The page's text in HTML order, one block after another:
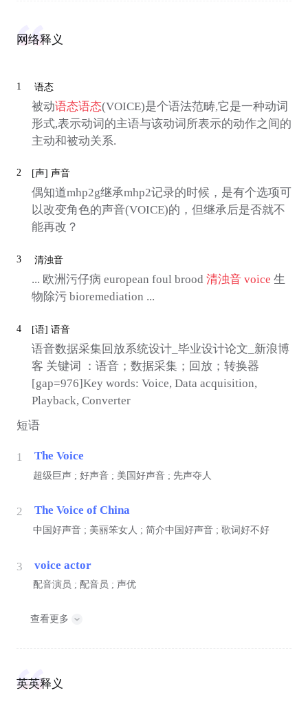
网络释义
1 语态
被动语态语态(VOICE)是个语法范畴,它是一种动词
形式,表示动词的主语与该动词所表示的动作之间的
主动和被动关系.
2 [声] 声音
偶知道mhp2g继承mhp2记录的时候，是有个选项可
以改变角色的声音(VOICE)的，但继承后是否就不
能再改？
3 清浊音
... 欧洲污仔病 european foul brood 清浊音 voice 生
物除污 bioremediation ...
4 [语] 语音
语音数据采集回放系统设计_毕业设计论文_新浪博
客 关键词 ：语音；数据采集；回放；转换器
[gap=976]Key words: Voice, Data acquisition,
Playback, Converter
短语
1 The Voice
超级巨声 ; 好声音 ; 美国好声音 ; 先声夺人
2 The Voice of China
中国好声音 ; 美丽笨女人 ; 简介中国好声音 ; 歌词好不好
3 voice actor
配音演员 ; 配音员 ; 声优
查看更多
英英释义